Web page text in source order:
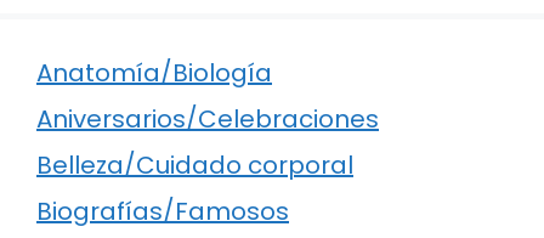
Anatomía/Biología
Aniversarios/Celebraciones
Belleza/Cuidado corporal
Biografías/Famosos